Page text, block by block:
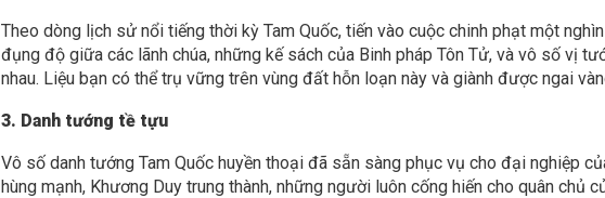
Theo dòng lịch sử nổi tiếng thời kỳ Tam Quốc, tiến vào cuộc chinh phạt một
đụng độ giữa các lãnh chúa, những kế sách của Binh pháp Tôn Tử, và vô số vị
nhau. Liệu bạn có thể trụ vững trên vùng đất hỗn loạn này và giành được ngai
3. Danh tướng tề tựu
Vô số danh tướng Tam Quốc huyền thoại đã sẵn sàng phục vụ cho đại nghiệp
hùng mạnh, Khương Duy trung thành, những người luôn cống hiến cho quân chủ